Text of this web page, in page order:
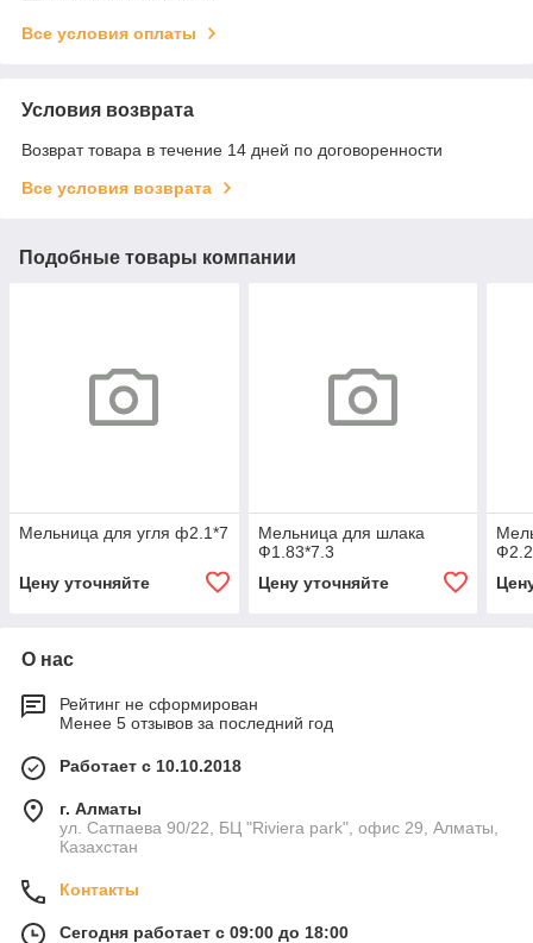
Все условия оплаты
Условия возврата
Возврат товара в течение 14 дней по договоренности
Все условия возврата
Подобные товары компании
Мельница для угля ф2.1*7
Цену уточняйте
Мельница для шлака
Ф1.83*7.3
Цену уточняйте
О нас
Рейтинг не сформирован
Менее 5 отзывов за последний год
Работает с 10.10.2018
г. Алматы
ул. Сатпаева 90/22, БЦ "Riviera park", офис 29, Алматы,
Казахстан
Контакты
Сегодня работает с 09:00 до 18:00